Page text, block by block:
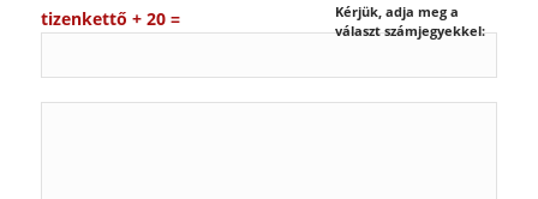
Kérjük, adja meg a
választ számjegyekkel:
tizenkettő + 20 =